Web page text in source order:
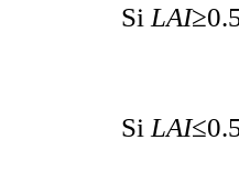
Si LAI
Si LAI